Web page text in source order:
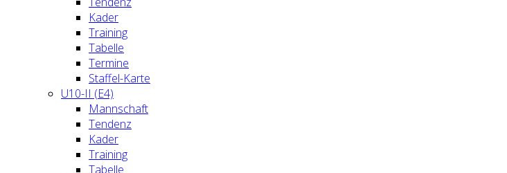
Kader
Training
Tabelle
Termine
Staffel-Karte
U10-II (E4)
Mannschaft
Tendenz
Kader
Training
Tabelle